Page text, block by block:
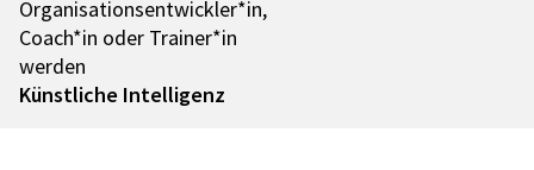
Organisationsentwickler*in,
Coach*in oder Trainer*in
werden
Künst­li­che Intel­li­genz